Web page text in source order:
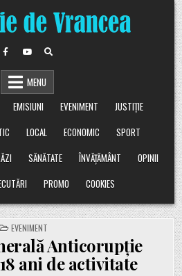
MENU
EMISIUNI EVENIMENT
JUSTIȚIE
LOCAL ECONOMIC
SPORT
SĂNĂTATE ÎNVĂȚĂMÂNT
OPINII
PROMO COOKIES
POSTED
IN
EVENIMENT
Anticorupție
ani de activitate